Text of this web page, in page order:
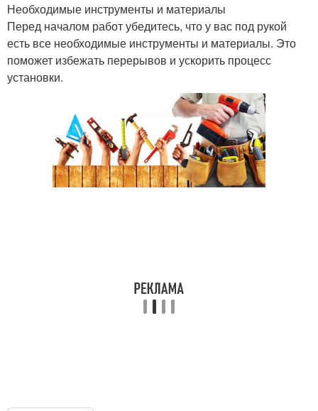
Необходимые инструменты и материалы
Перед началом работ убедитесь, что у вас под рукой
есть все необходимые инструменты и материалы. Это
поможет избежать перерывов и ускорить процесс
установки.